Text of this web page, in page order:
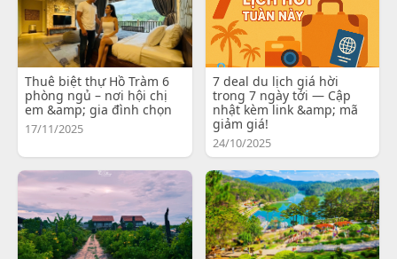
Thuê biệt thự Hồ Tràm 6
phòng ngủ – nơi hội chị
em &amp; gia đình chọn
17/11/2025
7 deal du lịch giá hời
trong 7 ngày tới — Cập
nhật kèm link &amp; mã
giảm giá!
24/10/2025